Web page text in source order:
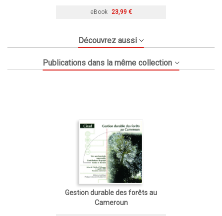
eBook 23,99 €
Découvrez aussi
Publications dans la même collection
Gestion durable des forêts au
Cameroun